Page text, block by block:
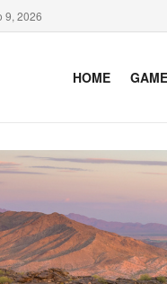
9, 2026
HOME GAME